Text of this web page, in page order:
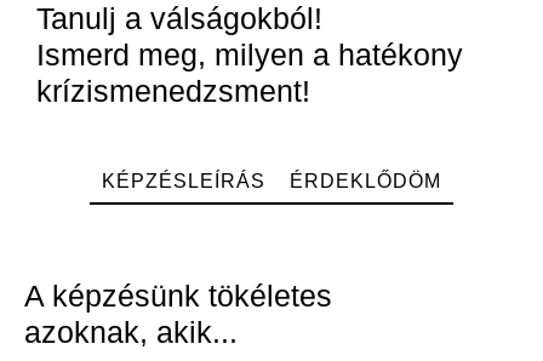
Tanulj a válságokból!
Ismerd meg, milyen a hatékony
krízismenedzsment!
KÉPZÉSLEÍRÁS ÉRDEKLŐDÖM
A képzésünk tökéletes
azoknak, akik...